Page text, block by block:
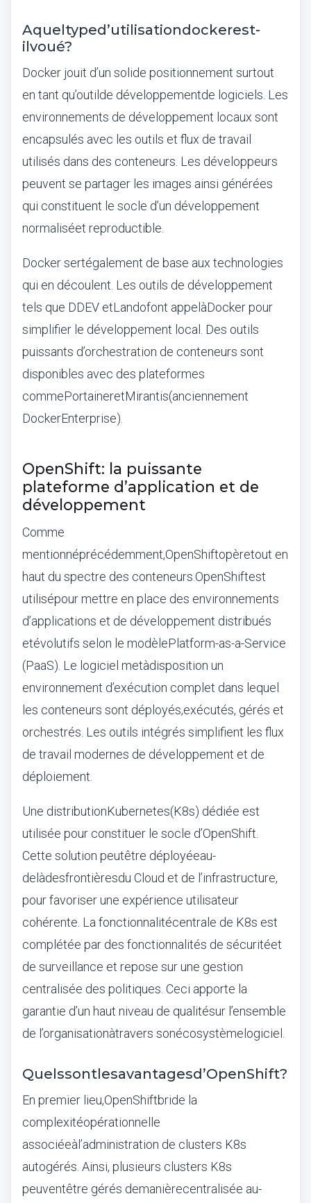
Aqueltyped’utilisationdockerest-
ilvoué?
Docker jouit d’un solide positionnement surtout
en tant qu’outil de développementde logiciels. Les
environnements de développement locaux sont
encapsul és avec les outils et flux de travail
utilisés dans des conteneurs. Les développeurs
peuvent se partager les images ainsi générées
qui constituent le socle d’un développement
normaliséet reproductible.
Docker sertégalement de base aux technologies
qui en découlent. Les outils de développement
tels que DDEV etLandofont appel àDocker pour
simplifier le développement local. Des outils
puissants d’orchestration de conteneurs sont
disponibles avec des plateformes
commePortaineretMirantis(anciennement
DockerEnterprise).
OpenShift: la puissante
plateforme d’application et de
développement
Comme
mentionnéprécédemment,OpenShiftopèretout en
haut du spectre des conteneurs.OpenShiftest
utilisépour mettre en place des environnements
d’applications et de développement distribués
etévolutifs selon le modè lePlatform-as-a-Service
(PaaS). Le logiciel metàdisposition un
environnement d’exécution complet dans lequel
les conteneurs sont déployés,exécutés, gérés et
orchestrés. Les outils intégrés simplifient les flux
de travail modernes de développement et de
déploiement.
Une distributionKubernetes(K8s) dédiée est
utilisée pour constituer le socle d’OpenShift
Cette solution peutêtre déployéeau-
del àdesfrontièresdu Cloud et de l ’infrastructure,
pour favoriser une expérience utilisateur
cohérente. La fonctionnalitécentrale de K8s est
compl étée par des fonctionnalités de sécuritéet
de surveillance et repose sur une gestion
centralisée des politiques. Ceci apporte la
garantie d’un haut niveau de qualitésur l ’ensemble
de l ’organisationàtravers sonécosystème logiciel
Quelssontlesavantagesd’OpenShift?
En premier lieu,OpenShiftbride la
complexitéopérationnelle
associéeà ’administration de clusters K8s
autogérés. Ainsi, plusieurs clusters K8s
peuventêtre gérés demanièrecentralisée au-